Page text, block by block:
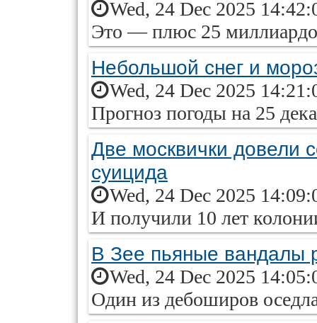
Wed, 24 Dec 2025
Это — плюс 25
Небольшой снег и
Wed, 24 Dec 2025
Прогноз погоды на 25
Две москвички довели
суицида
Wed, 24 Dec 2025
И получили 10 лет
В Зее пьяные вандалы
Wed, 24 Dec 2025
Один из дебоширов